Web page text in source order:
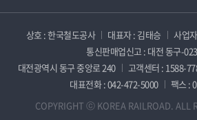
상호 : 한국철도공사 대표자 : 김태승
사업
통신판매업신고 : 대전 동구-
대전광역시 동구 중앙로 240
고객센터 : 1588-
대표전화 : 042-472-5000
팩스 :
COPYRIGHT ⓒ KOREA RAILROAD. ALL